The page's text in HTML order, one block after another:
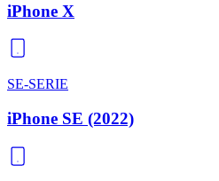
iPhone X
SE-SERIE
iPhone SE (2022)